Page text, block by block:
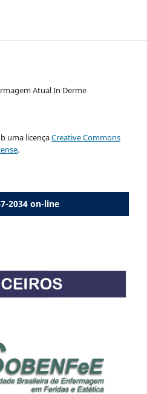
Atual In Derme
uma licençaCreative Commons
.
2034 on-line